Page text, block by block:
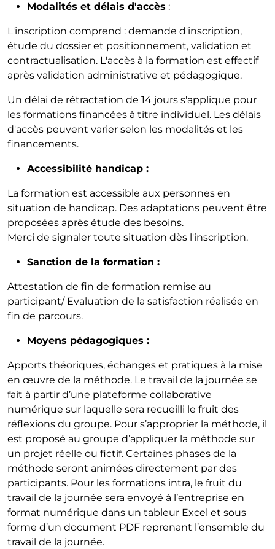
Modalités et délais d'accès :
L'inscription comprend : demande d'inscription,
étude du dossier et positionnement, validation et
contractualisation. L'accès à la formation est effectif
après validation administrative et pédagogique.
Un délai de rétractation de 14 jours s'applique pour
les formations financées à titre individuel. Les délais
d'accès peuvent varier selon les modalités et les
financements.
Accessibilité handicap :
La formation est accessible aux personnes en
situation de handicap. Des adaptations peuvent être
proposées après étude des besoins.
Merci de signaler toute situation dès l'inscription.
Sanction de la formation :
Attestation de fin de formation remise au
participant/ Evaluation de la satisfaction réalisée en
fin de parcours.
Moyens pédagogiques :
Apports théoriques, échanges et pratiques à la mise
en œuvre de la méthode. Le travail de la journée se
fait à partir d’une plateforme collaborative
numérique sur laquelle sera recueilli le fruit des
réflexions du groupe. Pour s’approprier la méthode, il
est proposé au groupe d’appliquer la méthode sur
un projet réelle ou fictif. Certaines phases de la
méthode seront animées directement par des
participants. Pour les formations intra, le fruit du
travail de la journée sera envoyé à l’entreprise en
format numérique dans un tableur Excel et sous
forme d’un document PDF reprenant l’ensemble du
travail de la journée.